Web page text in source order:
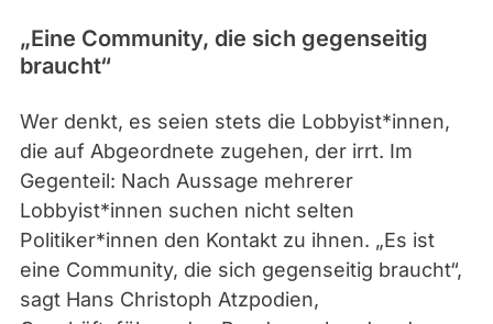
„Eine Community, die sich gegenseitig
braucht“
Wer denkt, es seien stets die Lobbyist*innen,
die auf Abgeordnete zugehen, der irrt. Im
Gegenteil: Nach Aussage mehrerer
Lobbyist*innen suchen nicht selten
Politiker*innen den Kontakt zu ihnen. „Es ist
eine Community, die sich gegenseitig braucht“,
sagt Hans Christoph Atzpodien,